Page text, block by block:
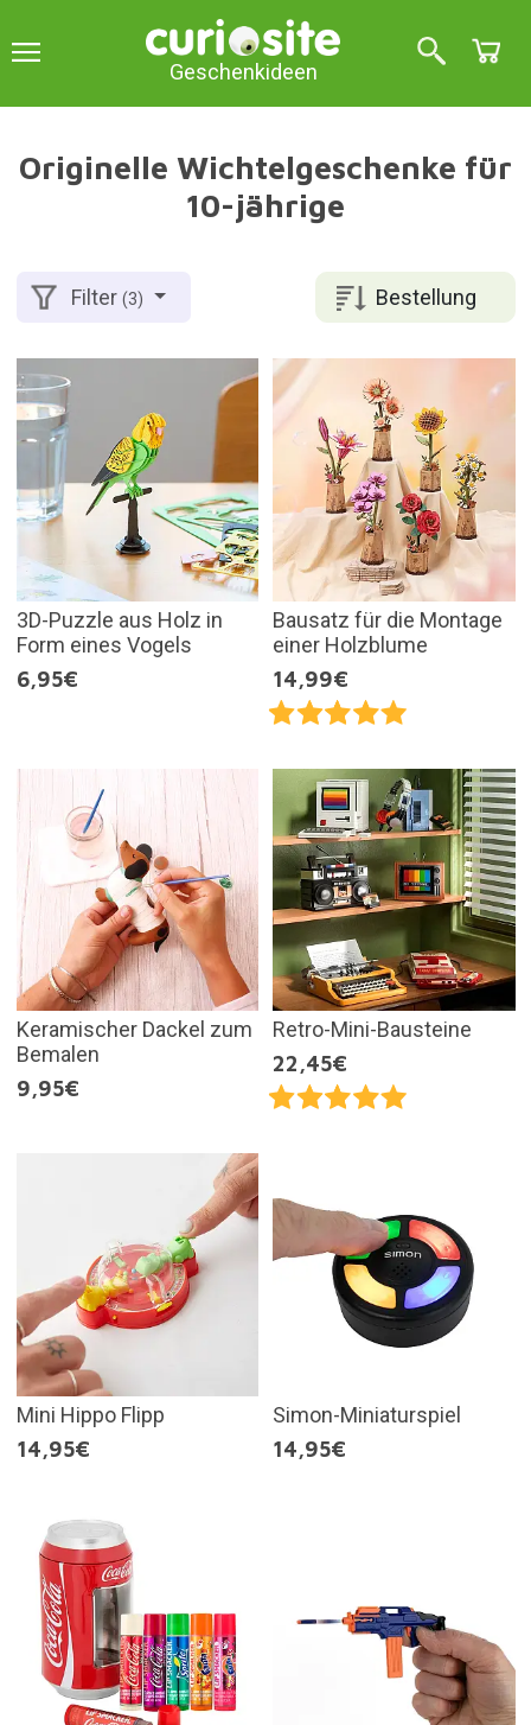
Geschenkideen
Originelle Wichtelgeschenke für
10-jährige
Bestellung
Filter(3)
3D-Puzzle aus Holz in
Form eines Vogels
6,95€
Bausatz für die Montage
einer Holzblume
14,99€
Keramischer Dackel zum
Bemalen
9,95€
Retro-Mini-Bausteine
22,45€
Mini Hippo Flipp
14,95€
Simon-Miniaturspiel
14,95€